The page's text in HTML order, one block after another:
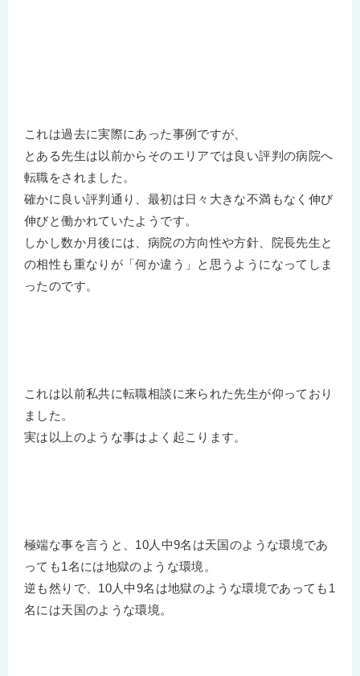
これは過去に実際にあった事例ですが、
とある先生は以前からそのエリアでは良い評判の病院へ
転職をされました。
確かに良い評判通り、最初は日々大きな不満もなく伸び
伸びと働かれていたようです。
しかし数か月後には、病院の方向性や方針、院長先生と
の相性も重なりが「何か違う」と思うようになってしま
ったのです。
これは以前私共に転職相談に来られた先生が仰っており
ました。
実は以上のような事はよく起こります。
極端な事を言うと、10人中9名は天国のような環境であ
っても1名には地獄のような環境。
逆も然りで、10人中9名は地獄のような環境であっても1
名には天国のような環境。